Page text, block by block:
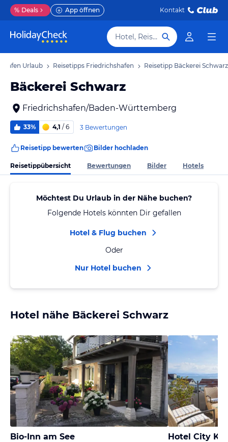
% Deals App öffnen Kontakt
Hotel, Reiseziel
Urlaub Reisetipps Friedrichshafen Reisetipp Bäckerei Schwarz
Bäckerei Schwarz
Friedrichshafen/Baden-Württemberg
33% 4,1 / 6 3 Bewertungen
Reisetipp bewerten Bilder hochladen
Reisetippübersicht Bewertungen Bilder Hotels
Möchtest Du Urlaub in der Nähe buchen?
Folgende Hotels könnten Dir gefallen
Hotel & Flug buchen
Oder
Nur Hotel buchen
Hotel nähe Bäckerei Schwarz
Bio-Inn am See Hotel City